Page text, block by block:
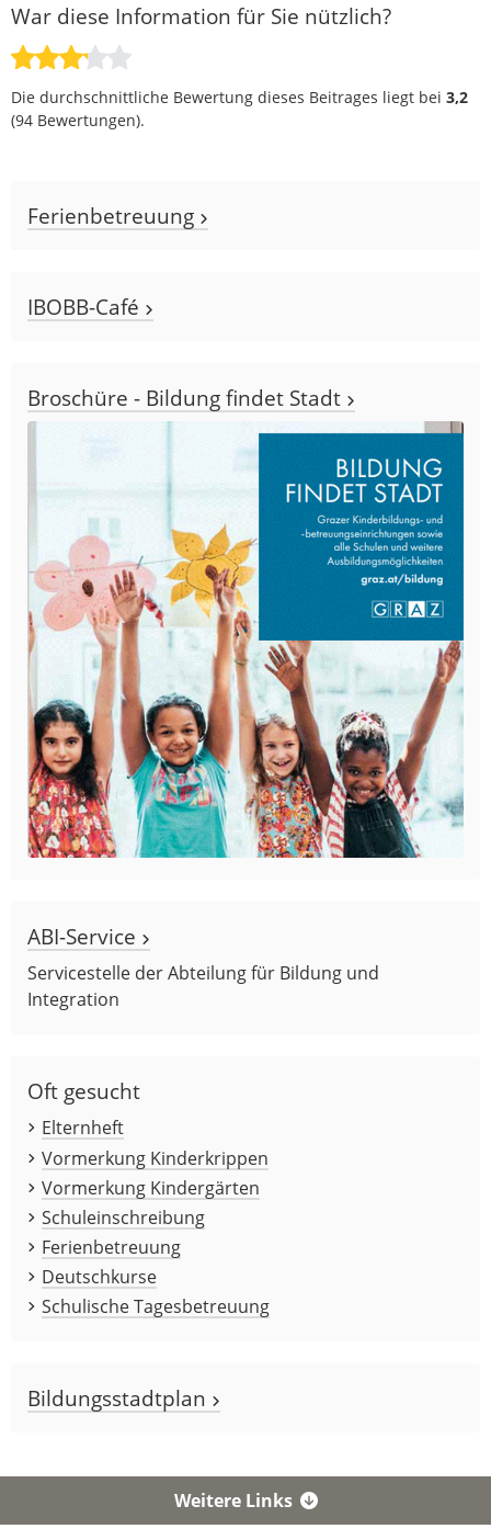
War diese Information für Sie nützlich?
Die durchschnittliche Bewertung dieses Beitrages liegt bei 3,2
(94 Bewertungen).
Ferienbetreuung
IBOBB-Café
Broschüre - Bildung findet Stadt
ABI-Service
Servicestelle der Abteilung für Bildung und
Integration
Oft gesucht
Elternheft
Vormerkung Kinderkrippen
Vormerkung Kindergärten
Schuleinschreibung
Ferienbetreuung
Deutschkurse
Schulische Tagesbetreuung
Bildungsstadtplan
Weitere Links